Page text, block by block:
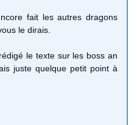
fait les autres dragons
le dirais.
le texte sur les boss an
juste quelque petit point à